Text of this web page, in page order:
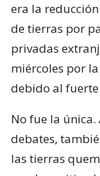
era la
de tierras por
privadas
miércoles por
debido al
No fue la
debates,
las tierras